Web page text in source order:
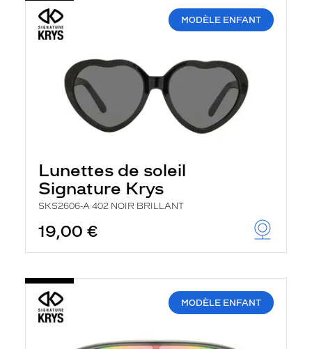
MODÈLE ENFANT
Lunettes de soleil
Signature Krys
SKS2606-A 402 NOIR BRILLANT
19,00 €
MODÈLE ENFANT